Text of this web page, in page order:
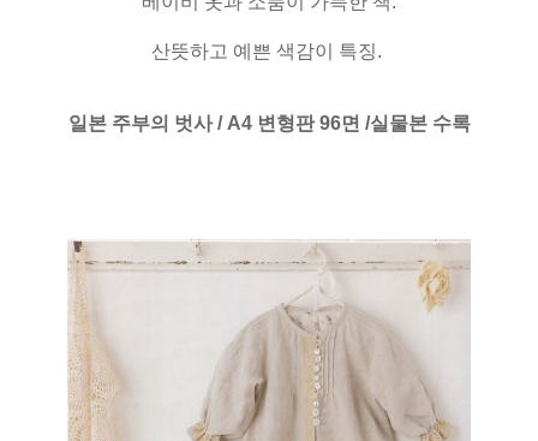
산뜻하고 예쁜 색감이 특징.
일본 주부의 벗사 / A4 변형판 96면 /실물본 수록